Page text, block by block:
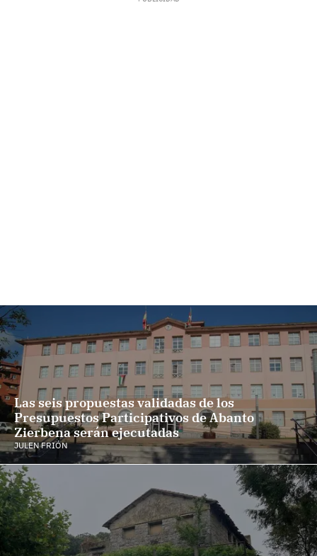
Las seis propuestas validadas de los
Presupuestos Participativos de Abanto
Zierbena serán ejecutadas
JULEN FRIÓN